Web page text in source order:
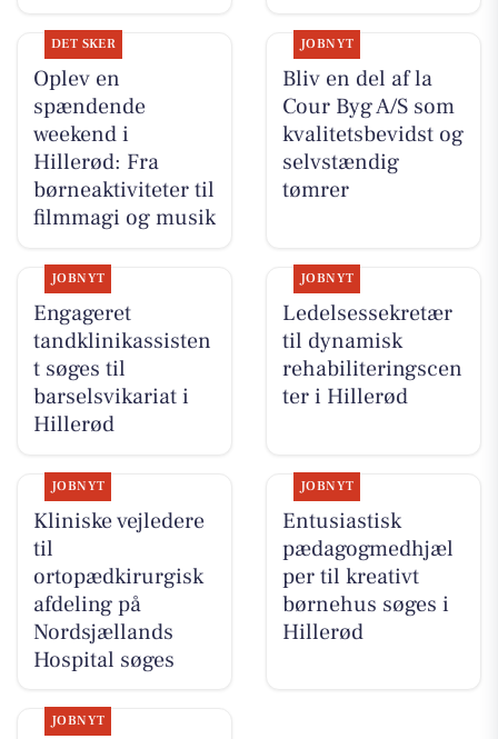
DET SKER
Oplev en
spændende
weekend i
Hillerød: Fra
børneaktiviteter til
filmmagi og musik
JOBNYT
Bliv en del af la
Cour Byg A/S som
kvalitetsbevidst og
selvstændig
tømrer
JOBNYT
Engageret
tandklinikassisten
t søges til
barselsvikariat i
Hillerød
JOBNYT
Ledelsessekretær
til dynamisk
rehabiliteringscen
ter i Hillerød
JOBNYT
Kliniske vejledere
til
ortopædkirurgisk
afdeling på
Nordsjællands
Hospital søges
JOBNYT
Entusiastisk
pædagogmedhjæl
per til kreativt
børnehus søges i
Hillerød
JOBNYT